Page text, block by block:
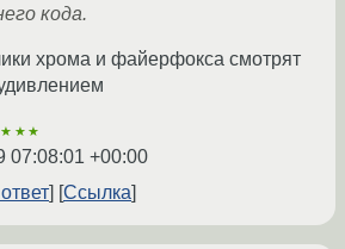
кода.
хрома и файерфокса смотрят
07:08:01 +00:00
Ссылка